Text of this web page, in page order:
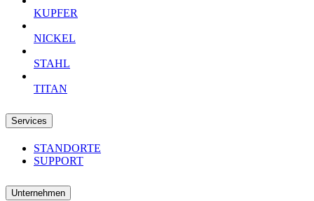
KUPFER
NICKEL
STAHL
TITAN
Services
STANDORTE
SUPPORT
Unternehmen